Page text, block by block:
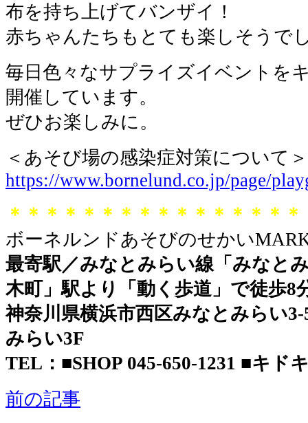
布を持ち上げてバンザイ！
赤ちゃんたちもとても楽しそうで
毎日色々なサプライズイベントを
開催しています。
ぜひお楽しみに。
＜あそび場の感染症対策について＞
https://www.bornelund.co.jp/page/
＊＊＊＊＊＊＊＊＊＊＊＊＊＊＊
ボーネルンドあそびのせかい
最寄駅／みなとみらい線「みなと
木町」駅より「動く歩道」で徒歩8
神奈川県横浜市西区みなとみらい
みらい3F
TEL：■SHOP 045-650-1231 ■キド
前の記事